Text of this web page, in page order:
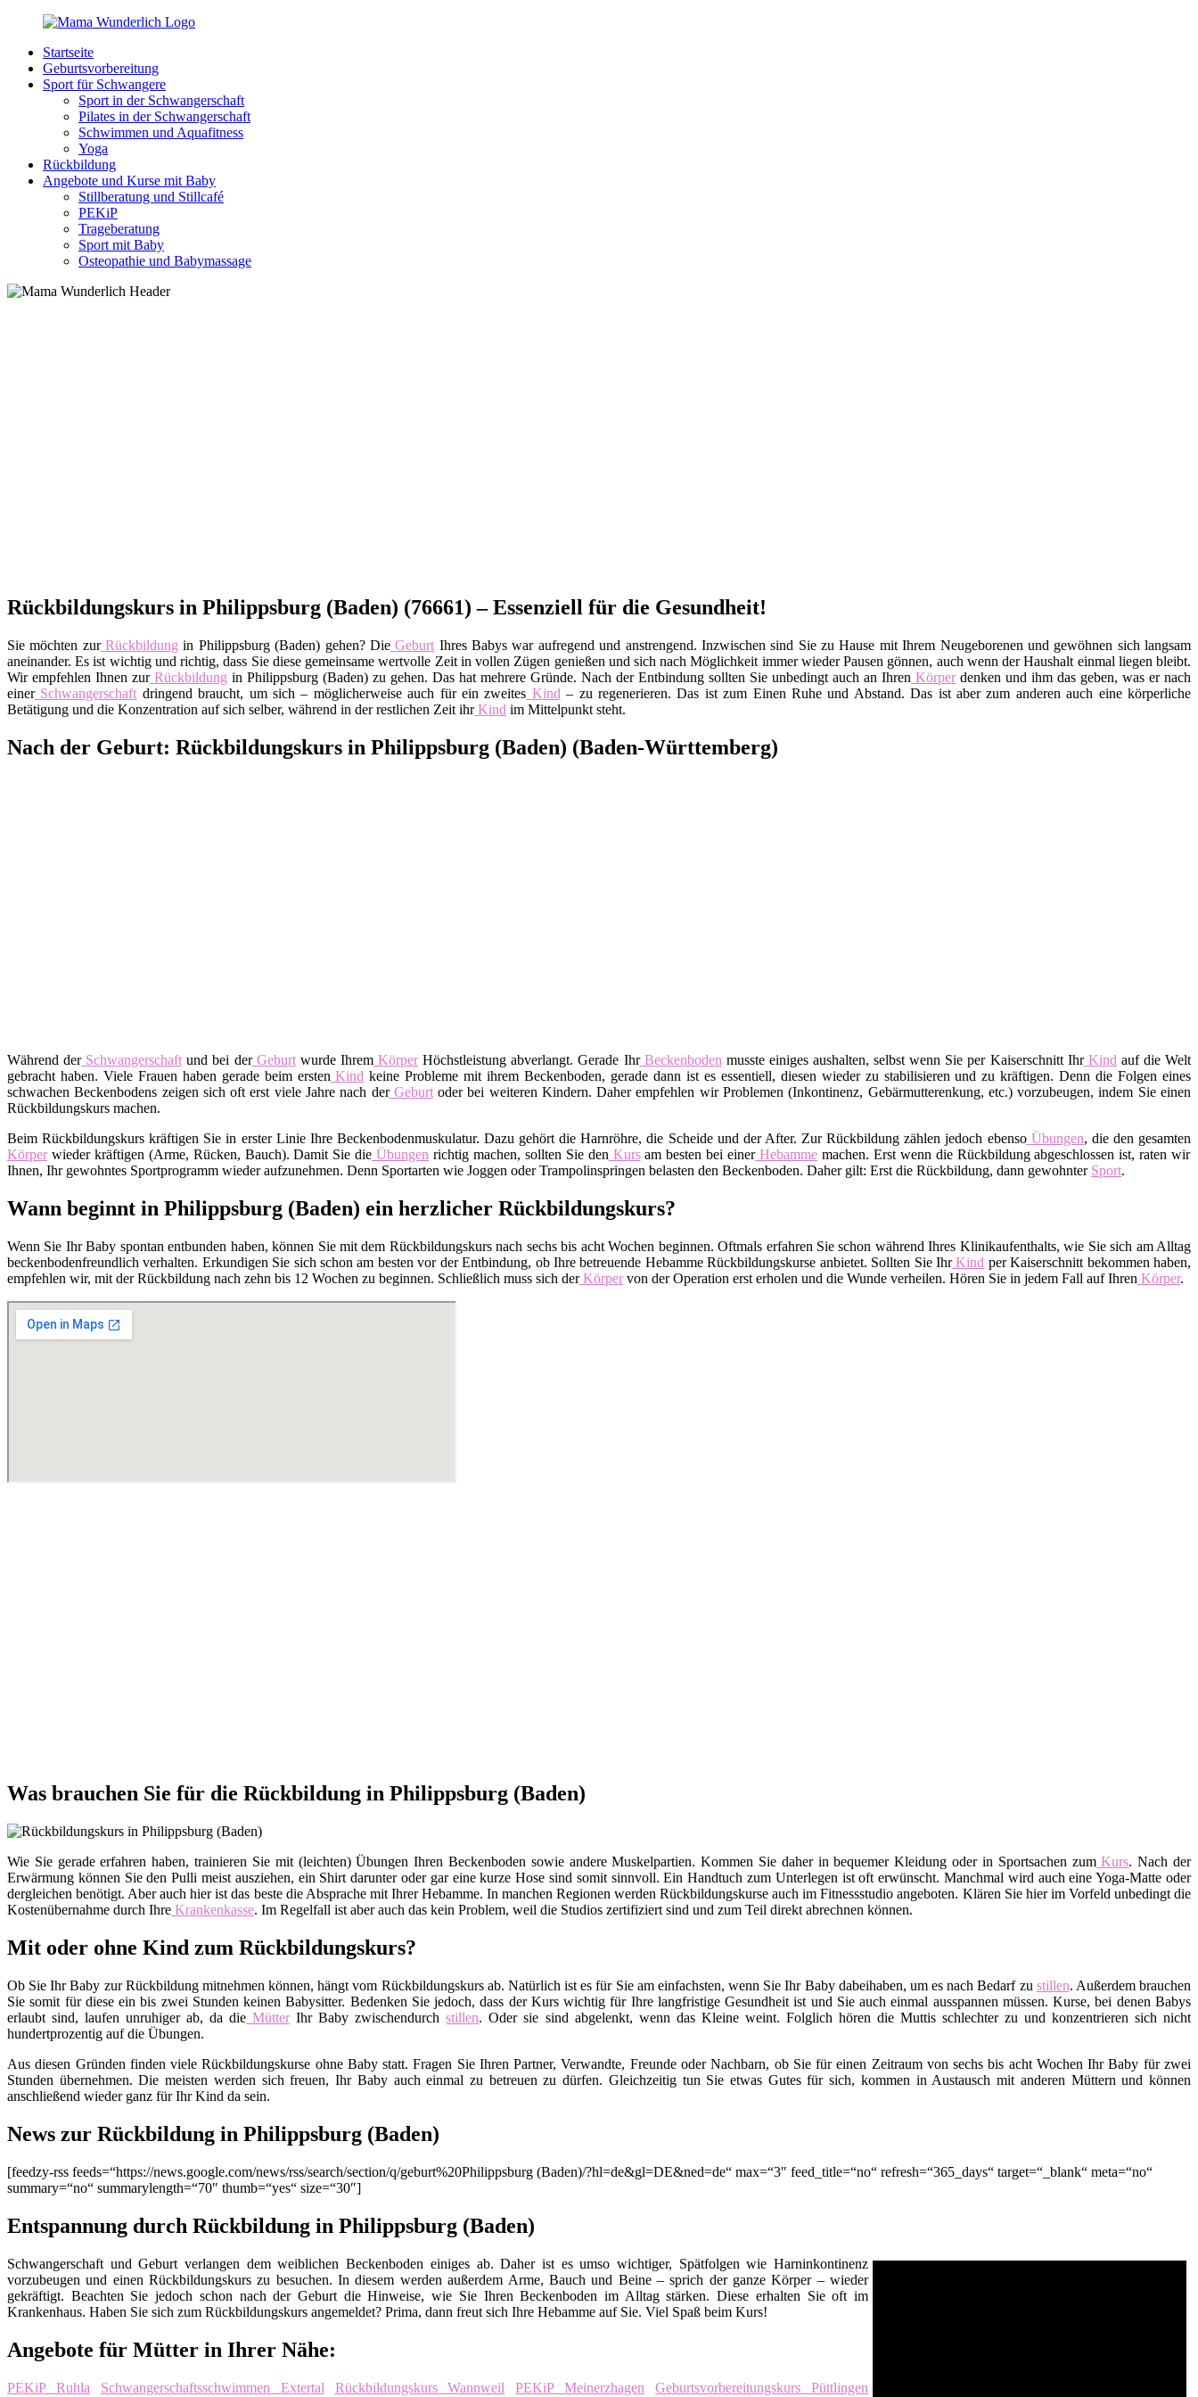
Zurück
Inhalt
MamaWunderlich.de
Mutti
sein
wunderbar!
Startseite
Geburtsvorbereitung
Sport für Schwangere
Sport in der Schwangerschaft
Pilates in der Schwangerschaft
Schwimmen und Aquafitness
Yoga
Rückbildung
Angebote und Kurse mit Baby
Stillberatung und Stillcafé
PEKiP
Trageberatung
Sport mit Baby
Osteopathie und Babymassage
Rückbildungskurs in Philippsburg (Baden) (76661) – Essenziell für die Gesundheit!
Sie möchten zurRückbildung in Philippsburg (Baden) gehen? DieGeburt Ihres Babys war aufregend und anstrengend. Inzwischen sind Sie zu Hause mit Ihrem Neugeborenen und gewöhnen sich langsam
aneinander. Es ist wichtig und richtig, dass Sie diese gemeinsame wertvolle Zeit in vollen Zügen genießen und sich nach Möglichkeit immer wieder Pausen gönnen, auch wenn der Haushalt einmal liegen bleibt.
Wir empfehlen Ihnen zurRückbildung in Philippsburg (Baden) zu gehen. Das hat mehrere Gründe. Nach der Entbindung sollten Sie unbedingt auch an Ihren Körperdenken und ihm das geben, was er nach
einerSchwangerschaft dringend braucht, um sich – möglicherweise auch für ein zweites Kind – zu regenerieren. Das ist zum Einen Ruhe und Abstand. Das ist aber zum anderen auch eine körperliche
Betätigung und die Konzentration auf sich selber, während in der restlichen Zeit ihrKind im Mittelpunkt steht.
Nach der Geburt: Rückbildungskurs in Philippsburg (Baden) (Baden-Württemberg)
Während derSchwangerschaft und bei derGeburtwurde IhremKörperHöchstleistung abverlangt. Gerade IhrBeckenboden musste einiges aushalten, selbst wenn Sie per Kaiserschnitt IhrKind auf die Welt
gebracht haben. Viele Frauen haben gerade beim ersten Kind keine Probleme mit ihrem Beckenboden, gerade dann ist es essentiell, diesen wieder zu stabilisieren und zu kräftigen. Denn die Folgen eines
schwachen Beckenbodens zeigen sich oft erst viele Jahre nach derGeburtoder bei weiteren Kindern. Daher empfehlen wir Problemen (Inkontinenz, Gebärmutterenkung, etc.) vorzubeugen, indem Sie einen
Rückbildungskurs machen.
Beim Rückbildungskurs kräftigen Sie in erster Linie Ihre Beckenbodenmuskulatur. Dazu gehört die Harnröhre, die Scheide und der After. Zur Rückbildung zählen jedoch ebensoÜbungen, die den gesamten
Körperwieder kräftigen (Arme, Rücken, Bauch). Damit Sie die Übungen richtig machen, sollten Sie den Kursam besten bei einerHebamme machen. Erst wenn die Rückbildung abgeschlossen ist, raten wir
Ihnen, Ihr gewohntes Sportprogramm wieder aufzunehmen. Denn Sportarten wie Joggen oder Trampolinspringen belasten den Beckenboden. Daher gilt: Erst die Rückbildung, dann gewohnter Sport.
Wann beginnt in Philippsburg (Baden) ein herzlicher Rückbildungskurs?
Wenn Sie Ihr Baby spontan entbunden haben, können Sie mit dem Rückbildungskurs nach sechs bis acht Wochen beginnen. Oftmals erfahren Sie schon während Ihres Klinikaufenthalts, wie Sie sich am Alltag
beckenbodenfreundlich verhalten. Erkundigen Sie sich schon am besten vor der Entbindung, ob Ihre betreuende Hebamme Rückbildungskurse anbietet. Sollten Sie IhrKind per Kaiserschnitt bekommen haben,
empfehlen wir, mit der Rückbildung nach zehn bis 12 Wochen zu beginnen. Schließlich muss sich derKörpervon der Operation erst erholen und die Wunde verheilen. Hören Sie in jedem Fall auf Ihren Körper.
Was brauchen Sie für die Rückbildung in Philippsburg (Baden)
Wie Sie gerade erfahren haben, trainieren Sie mit (leichten) Übungen Ihren Beckenboden sowie andere Muskelpartien. Kommen Sie daher in bequemer Kleidung oder in Sportsachen zumKurs. Nach der
Erwärmung können Sie den Pulli meist ausziehen, ein Shirt darunter oder gar eine kurze Hose sind somit sinnvoll. Ein Handtuch zum Unterlegen ist oft erwünscht. Manchmal wird auch eine Yoga-Matte oder
dergleichen benötigt. Aber auch hier ist das beste die Absprache mit Ihrer Hebamme. In manchen Regionen werden Rückbildungskurse auch im Fitnessstudio angeboten. Klären Sie hier im Vorfeld unbedingt die
Kostenübernahme durch Ihre Krankenkasse. Im Regelfall ist aber auch das kein Problem, weil die Studios zertifiziert sind und zum Teil direkt abrechnen können.
Mit oder ohne Kind zum Rückbildungskurs?
Ob Sie Ihr Baby zur Rückbildung mitnehmen können, hängt vom Rückbildungskurs ab. Natürlich ist es für Sie am einfachsten, wenn Sie Ihr Baby dabeihaben, um es nach Bedarf zu stillen. Außerdem brauchen
Sie somit für diese ein bis zwei Stunden keinen Babysitter. Bedenken Sie jedoch, dass der Kurs wichtig für Ihre langfristige Gesundheit ist und Sie auch einmal ausspannen müssen. Kurse, bei denen Babys
erlaubt sind, laufen unruhiger ab, da die MütterIhr Baby zwischendurchstillen. Oder sie sind abgelenkt, wenn das Kleine weint. Folglich hören die Muttis schlechter zu und konzentrieren sich nicht
hundertprozentig auf die Übungen.
Aus diesen Gründen finden viele Rückbildungskurse ohne Baby statt. Fragen Sie Ihren Partner, Verwandte, Freunde oder Nachbarn, ob Sie für einen Zeitraum von sechs bis acht Wochen Ihr Baby für zwei
Stunden übernehmen. Die meisten werden sich freuen, Ihr Baby auch einmal zu betreuen zu dürfen. Gleichzeitig tun Sie etwas Gutes für sich, kommen in Austausch mit anderen Müttern und können
anschließend wieder ganz für Ihr Kind da sein.
News zur Rückbildung in Philippsburg (Baden)
[feedzy-rss feeds=“https://news.google.com/news/rss/search/section/q/geburt%20Philippsburg (Baden)/?hl=de&gl=DE&ned=de“ max=“3″ feed_title=“no“ refresh=“365_days“ target=“_blank“ meta=“no“
summary=“no“ summarylength=“70″ thumb=“yes“ size=“30″]
Entspannung durch Rückbildung in Philippsburg (Baden)
Schwangerschaft und Geburt verlangen dem weiblichen Beckenboden einiges ab. Daher ist es umso wichtiger, Spätfolgen wie Harninkontinenz
vorzubeugen und einen Rückbildungskurs zu besuchen. In diesem werden außerdem Arme, Bauch und Beine – sprich der ganze Körper – wieder
gekräftigt. Beachten Sie jedoch schon nach der Geburt die Hinweise, wie Sie Ihren Beckenboden im Alltag stärken. Diese erhalten Sie oft im
Krankenhaus. Haben Sie sich zum Rückbildungskurs angemeldet? Prima, dann freut sich Ihre Hebamme auf Sie. Viel Spaß beim Kurs!
Angebote für Mütter in Ihrer Nähe:
PEKiP Ruhla Schwangerschaftsschwimmen Extertal Rückbildungskurs Wannweil PEKiP Meinerzhagen
Geburtsvorbereitungskurs Püttlingen